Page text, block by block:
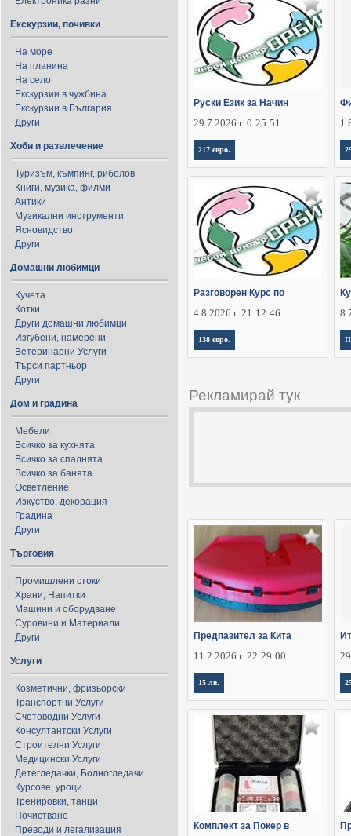
Екскурзии, почивки
На море
На планина
На село
Екскурзии в чужбина
Екскурзии в България
Други
Хоби и развлечение
Туризъм, къмпинг, риболов
Книги, музика, филми
Антики
Музикални инструменти
Ясновидство
Други
Домашни любимци
Кучета
Котки
Други домашни любимци
Изгубени, намерени
Ветеринарни Услуги
Търси партньор
Други
Дом и градина
Мебели
Всичко за кухнята
Всичко за спалнята
Всичко за банята
Осветление
Изкуство, декорация
Градина
Други
Търговия
Промишлени стоки
Храни, Напитки
Машини и оборудване
Суровини и Материали
Други
Услуги
Козметични, фризьорски
Транспортни Услуги
Счетоводни Услуги
Консултантски Услуги
Строителни Услуги
Медицински Услуги
Детегледачки, Болногледачи
Курсове, уроци
Тренировки, танци
Почистване
Преводи и легализация
Руски Език за Начин
29.7.2026 г. 0:25:51
217 евро.
Разговорен Курс по
4.8.2026 г. 21:12:46
138 евро.
Рекламирай тук
Предпазител за Кита
11.2.2026 г. 22:29:00
15 лв.
Комплект за Покер в